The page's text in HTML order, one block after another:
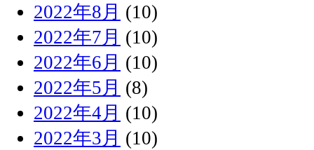
2022年8月 (10)
2022年7月 (10)
2022年6月 (10)
2022年5月 (8)
2022年4月 (10)
2022年3月 (10)